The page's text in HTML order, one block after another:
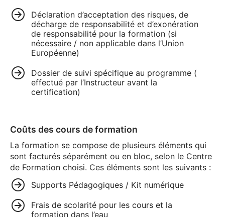
Déclaration d’acceptation des risques, de
décharge de responsabilité et d’exonération
de responsabilité pour la formation (si
nécessaire / non applicable dans l’Union
Européenne)
Dossier de suivi spécifique au programme (
effectué par l’Instructeur avant la
certification)
Coûts des cours de formation
La formation se compose de plusieurs éléments qui
sont facturés séparément ou en bloc, selon le Centre
de Formation choisi. Ces éléments sont les suivants :
Supports Pédagogiques / Kit numérique
Frais de scolarité pour les cours et la
formation dans l’eau